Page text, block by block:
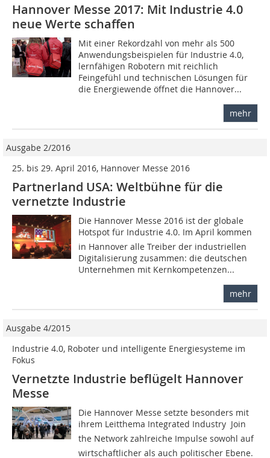
Hannover Messe 2017: Mit Industrie 4.0
neue Werte schaffen
Mit einer Rekordzahl von mehr als 500
Anwendungsbeispielen für Industrie 4.0,
lernfähigen Robotern mit reichlich
Feingefühl und technischen Lösungen für
die Energiewende öffnet die Hannover...
mehr
Ausgabe 2/2016
25. bis 29. April 2016, Hannover Messe 2016
Partnerland USA: Weltbühne für die
vernetzte Industrie
Die Hannover Messe 2016 ist der globale
Hotspot für Industrie 4.0. Im April kommen
in Hannover alle Treiber der industriellen
Digitalisierung zusammen: die deutschen
Unternehmen mit Kernkompetenzen...
mehr
Ausgabe 4/2015
Industrie 4.0, Roboter und intelligente Energiesysteme im
Fokus
Vernetzte Industrie beflügelt Hannover
Messe
Die Hannover Messe setzte besonders mit
ihrem Leitthema Integrated Industry  Join
the Network zahlreiche Impulse sowohl auf
wirtschaftlicher als auch politischer Ebene.